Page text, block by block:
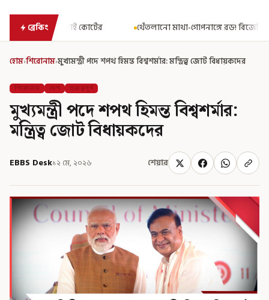
ব্রেকিংথেঁতলানো মাথা-গোপনাঙ্গে রড! বিজেপিশাসিত অসমে নাবালিকার
হোম›শিরোনাম›মুখ্যমন্ত্রী পদে শপথ হিমন্ত বিশ্বশর্মার: মন্ত্রিত্ব জোট বিধায়কদের
শিরোনাম দেশ গুরুত্বপূর্ণ
মুখ্যমন্ত্রী পদে শপথ হিমন্ত বিশ্বশর্মার:
মন্ত্রিত্ব জোট বিধায়কদের
EBBS Desk১২ মে, ২০২৬ শেয়ার